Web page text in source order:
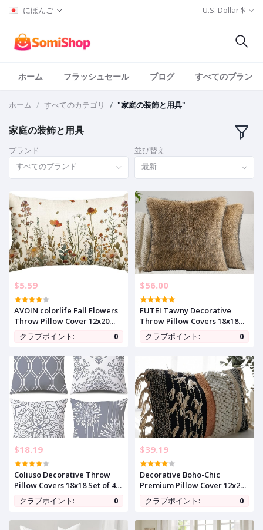
にほんご U.S. Dollar $
ホーム フラッシュセール ブログ すべてのブランド
ホーム すべてのカテゴリ "家庭の装飾と用具"
家庭の装飾と用具
ブランド
すべてのブランド
並び替え
最新
$5.59
AVOIN colorlife Fall Flowers
Throw Pillow Cover 12x20
Inch, Seasonal Autumn Floral
Thanksgiving Harvest
Sofa Couch
クラブポイント: 0
$56.00
FUTEI Tawny Decorative
Throw Pillow Covers 18x18
Inch Set of 2,Soft Faux
Raccoon Fur Textured
Luxurious Decor for Couch
Bed Living Room
クラブポイント: 0
$18.19
Coliuso Decorative Throw
Pillow Covers 18x18 Set of 4,
Grey and White Modern
Simple Square Pillow Case
Farmhouse Outdoor Living
クラブポイント: 0
$39.19
Decorative Boho-Chic
Premium Pillow Cover 12x20
Handwoven Tufted Cotton
Lumbar Accent Pillows,
Cushion, Farmhouse &
クラブポイント: 0